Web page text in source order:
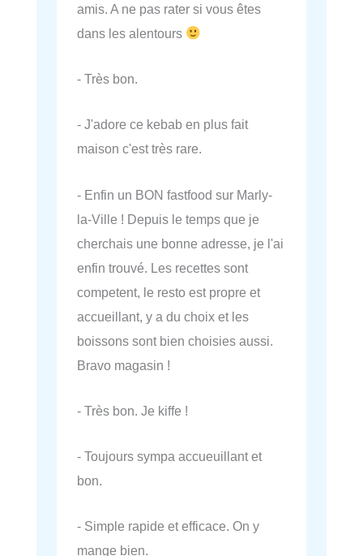
amis. A ne pas rater si vous êtes
dans les alentours
- Très bon.
- J'adore ce kebab en plus fait
maison c'est très rare.
- Enfin un BON fastfood sur Marly-
la-Ville ! Depuis le temps que je
cherchais une bonne adresse, je l'ai
enfin trouvé. Les recettes sont
competent, le resto est propre et
accueillant, y a du choix et les
boissons sont bien choisies aussi.
Bravo magasin !
- Très bon. Je kiffe !
- Toujours sympa accueuillant et
bon.
- Simple rapide et efficace. On y
mange bien.